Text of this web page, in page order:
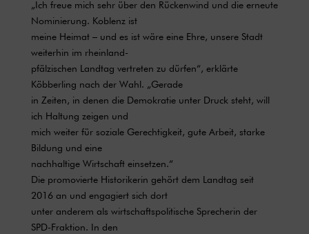
„Ich freue mich sehr über den Rückenwind und die erneute
Nominierung. Koblenz ist
meine Heimat – und es ist wäre eine Ehre, unsere Stadt
weiterhin im rheinland-
pfälzischen Landtag vertreten zu dürfen“, erklärte
Köbberling nach der Wahl. „Gerade
in Zeiten, in denen die Demokratie unter Druck steht, will
ich Haltung zeigen und
mich weiter für soziale Gerechtigkeit, gute Arbeit, starke
Bildung und eine
nachhaltige Wirtschaft einsetzen.“
Die promovierte Historikerin gehört dem Landtag seit
2016 an und engagiert sich dort
unter anderem als wirtschaftspolitische Sprecherin der
SPD-Fraktion. In den